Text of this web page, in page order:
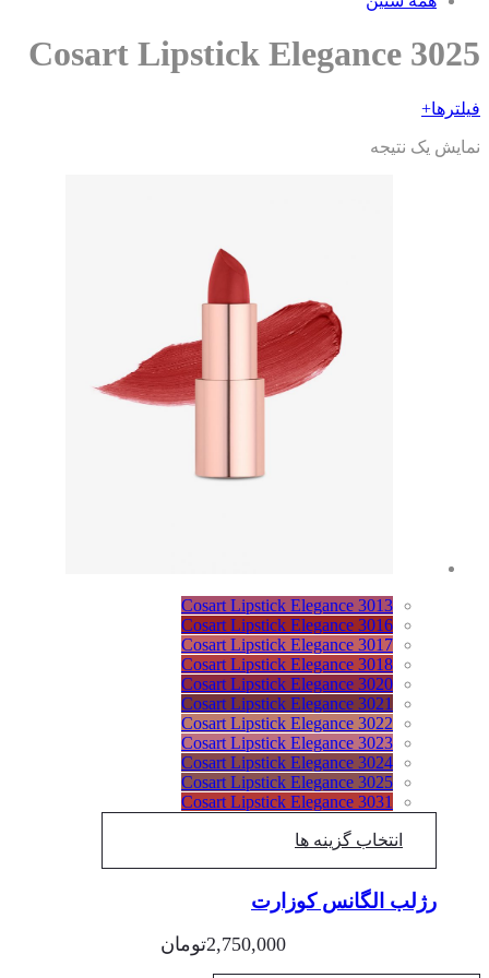
Cosart Lipstick Elegance
+
یک نتیجه
Cosart Lipstick Elegance 3013
Cosart Lipstick Elegance 3016
Cosart Lipstick Elegance 3017
Cosart Lipstick Elegance 3018
Cosart Lipstick Elegance 3020
Cosart Lipstick Elegance 3021
Cosart Lipstick Elegance 3022
Cosart Lipstick Elegance 3023
Cosart Lipstick Elegance 3024
Cosart Lipstick Elegance 3025
Cosart Lipstick Elegance 3031
انتخاب گزینه ها
رژلب الگانس کوزارت
2,750,000تومان